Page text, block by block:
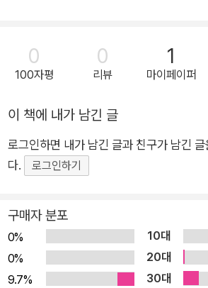
0
100자평
0
리뷰
1
마이페이퍼
이 책에 내가 남긴 글
로그인하면 내가 남긴 글과 친구가 남긴 글
다.
로그인하기
구매자 분포
0% 10대
0%
20대
9.7%
30대